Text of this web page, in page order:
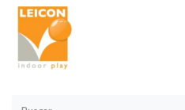
Ir al contenido